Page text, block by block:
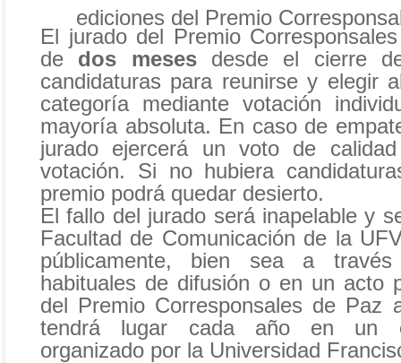
ediciones del Premio
El jurado del Premio
de dos mesesdesde el cierre
candidaturas para reunirse y elegir
categoría mediante votación
mayoría absoluta. En caso de
jurado ejercerá un voto de
votación. Si no hubiera
premio podrá quedar desierto.
El fallo del jurado será inapelable y
Facultad de Comunicación de la
públicamente, bien sea a
habituales de difusión o en un acto
del Premio Corresponsales de Paz
tendrá lugar cada año en un
organizado por la Universidad